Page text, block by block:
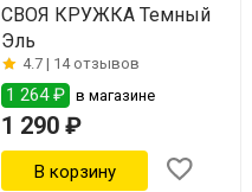
СВОЯ КРУЖКА Темный
Эль
4.7 | 14 отзывов
1 264 ₽ в магазине
1 290 ₽